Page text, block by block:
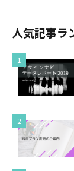
人気記事ラ